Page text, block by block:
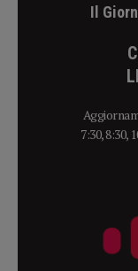
Il
7:30, 8:30,